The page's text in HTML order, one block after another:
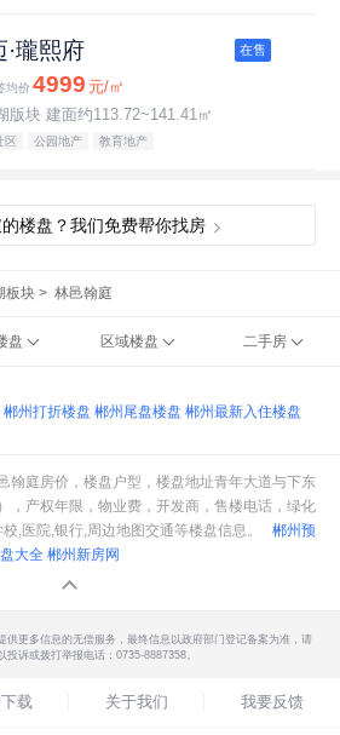
·瓏熙府 在售
均价4999 元/㎡
版块 建面约113.72~141.41㎡
区 公园地产 教育地产
楼盘？我们免费帮你找房
板块 > 林邑翰庭
盘 区域楼盘 二手房
郴州打折楼盘 郴州尾盘楼盘 郴州最新入住楼盘
翰庭房价，楼盘户型，楼盘地址青年大道与下东
，产权年限，物业费，开发商，售楼电话，绿化
,医院,银行,周边地图交通等楼盘信息。 郴州预
大全 郴州新房网
供更多信息的无偿服务，最终信息以政府部门登记备案为准，请
诉或拨打举报电话：0735-8887358。
载 关于我们 我要反馈